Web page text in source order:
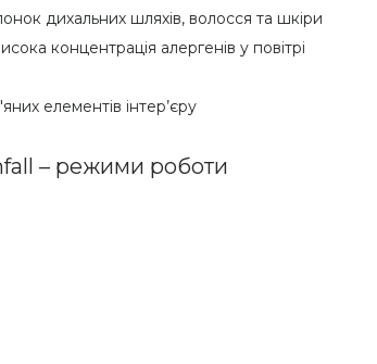
дихальних шляхів, волосся та шкіри
концентрація алергенів у повітрі
елементів інтер’єру
– режими роботи